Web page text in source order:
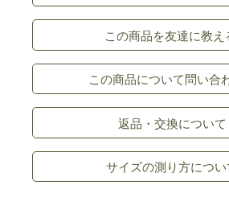
この商品を友達に教え
この商品について問い合
返品・交換について
サイズの測り方につい